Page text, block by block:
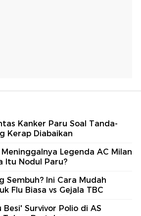
Kanker Paru Soal Tanda-
Kerap Diabaikan
Legenda AC Milan
Itu Nodul Paru?
Sembuh? Ini Cara Mudah
Flu Biasa vs Gejala TBC
Survivor Polio di AS